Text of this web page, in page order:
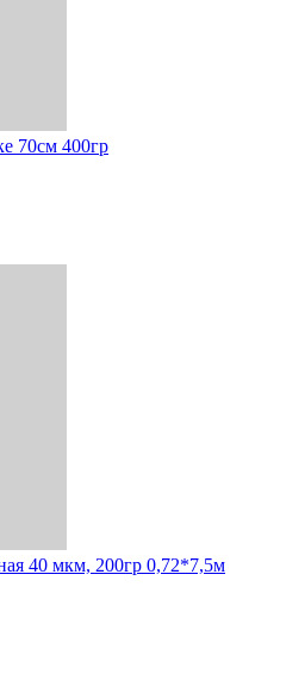
70см 400гр
40 мкм, 200гр 0,72*7,5м